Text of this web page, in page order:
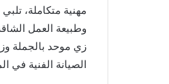
مهنية متكاملة،
وطبيعة العمل
زي موحد بالجملة
الصيانة الفنية في